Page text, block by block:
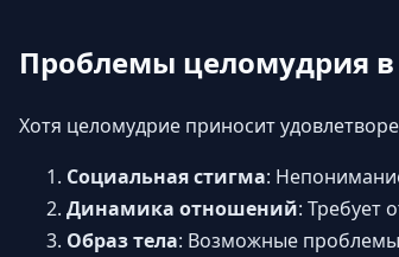
Проблемы целомудрия в
Хотя целомудрие приносит
Социальная стигма:
Динамика отношений: Требует
Образ тела: Возможные